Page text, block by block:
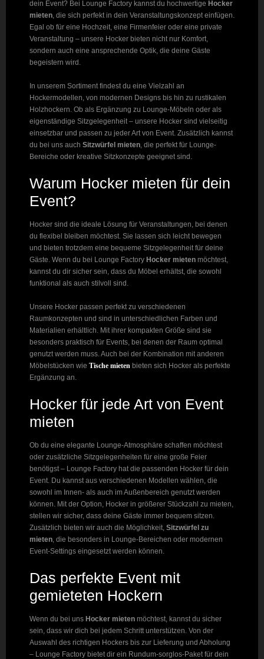
dein Event? Bei Lounge Factory kannst du hochwertige Hocker
mieten, die sich perfekt in dein Veranstaltungskonzept einfügen.
Egal ob für eine Hochzeit, eine Firmenfeier oder eine private
Veranstaltung – unsere Hocker bieten nicht nur Komfort,
sondern auch eine ansprechende Optik, die deine Gäste
begeistern wird.
In unserem Sortiment findest du eine Vielzahl an
Hockermodellen, von modernen Designs bis hin zu rustikalen
Holzhockern. Ob als Ergänzung zu Lounge-Möbeln oder als
eigenständige Sitzgelegenheit – unsere Hocker sind vielseitig
einsetzbar und passen zu jeder Art von Event. Zusätzlich kannst
du bei uns auch Sitzwürfel mieten, die perfekt für Lounge-
Bereiche oder kreative Sitzkonzepte geeignet sind.
Warum Hocker mieten für dein
Event?
Hocker sind die ideale Lösung für Veranstaltungen, bei denen
du flexibel bleiben möchtest. Sie lassen sich leicht bewegen
und bieten trotzdem eine bequeme Sitzgelegenheit für deine
Gäste. Wenn du bei Lounge Factory Hocker mieten möchtest,
kannst du dir sicher sein, dass du Möbel erhältst, die sowohl
funktional als auch stilvoll sind.
Unsere Hocker passen perfekt zu verschiedenen
Raumkonzepten und sind in unterschiedlichen Farben und
Materialien erhältlich. Mit ihrer kompakten Größe sind sie
besonders praktisch für Events, bei denen der Raum optimal
genutzt werden muss. Auch bei der Kombination mit anderen
Möbelstücken wie Tische mieten bieten sich Hocker als perfekte
Ergänzung an.
Hocker für jede Art von Event
mieten
Ob du eine elegante Lounge-Atmosphäre schaffen möchtest
oder zusätzliche Sitzgelegenheiten für eine große Feier
benötigst – Lounge Factory hat die passenden Hocker für dein
Event. Du kannst aus verschiedenen Modellen wählen, die
sowohl im Innen- als auch im Außenbereich genutzt werden
können. Mit der Option, Hocker in größerer Stückzahl zu mieten,
stellen wir sicher, dass deine Gäste immer bequem sitzen.
Zusätzlich bieten wir auch die Möglichkeit, Sitzwürfel zu
mieten, die besonders in Lounge-Bereichen oder modernen
Event-Settings eingesetzt werden können.
Das perfekte Event mit
gemieteten Hockern
Wenn du bei uns Hocker mieten möchtest, kannst du sicher
sein, dass wir dich bei jedem Schritt unterstützen. Von der
Auswahl des richtigen Hockers bis zur Lieferung und Abholung
– Lounge Factory bietet dir ein Rundum-sorglos-Paket für dein